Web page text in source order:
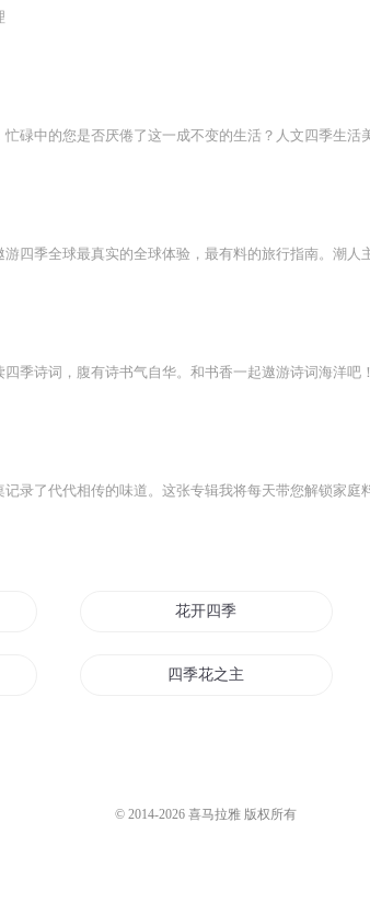
季诗词，腹有诗书气自华。和书香一起遨游诗词海洋吧！
花开四季
四季花之主
© 2014-2026 喜马拉雅 版权所有